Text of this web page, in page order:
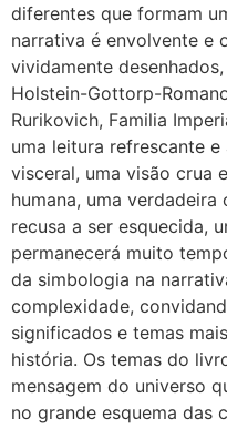
diferentes que formam
narrativa é envolvente e
vividamente
Holstein-Gottorp-
Rurikovich, Familia
uma leitura refrescante
visceral, uma visão crua
humana, uma
recusa a ser esquecida,
permanecerá muito
da simbologia na
complexidade,
significados e temas
história. Os temas do
mensagem do universo
no grande esquema das